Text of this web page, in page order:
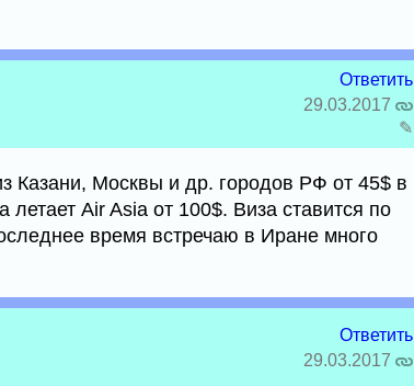
Ответить
29.03.2017
✎
Казани, Москвы и др. городов РФ от 45$ в
Air Asia от 100$. Виза ставится по
время встречаю в Иране много
Ответить
29.03.2017